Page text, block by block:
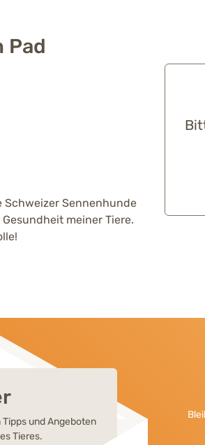
Pad
Schweizer Sennenhunde
meiner Tiere.
und Angeboten
Tieres.